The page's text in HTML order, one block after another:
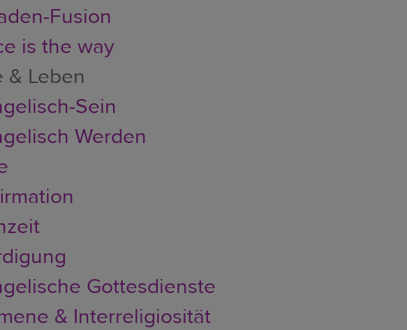
Fusion
is the way
& Leben
Sein
Werden
Gottesdienste
& Interreligiosität